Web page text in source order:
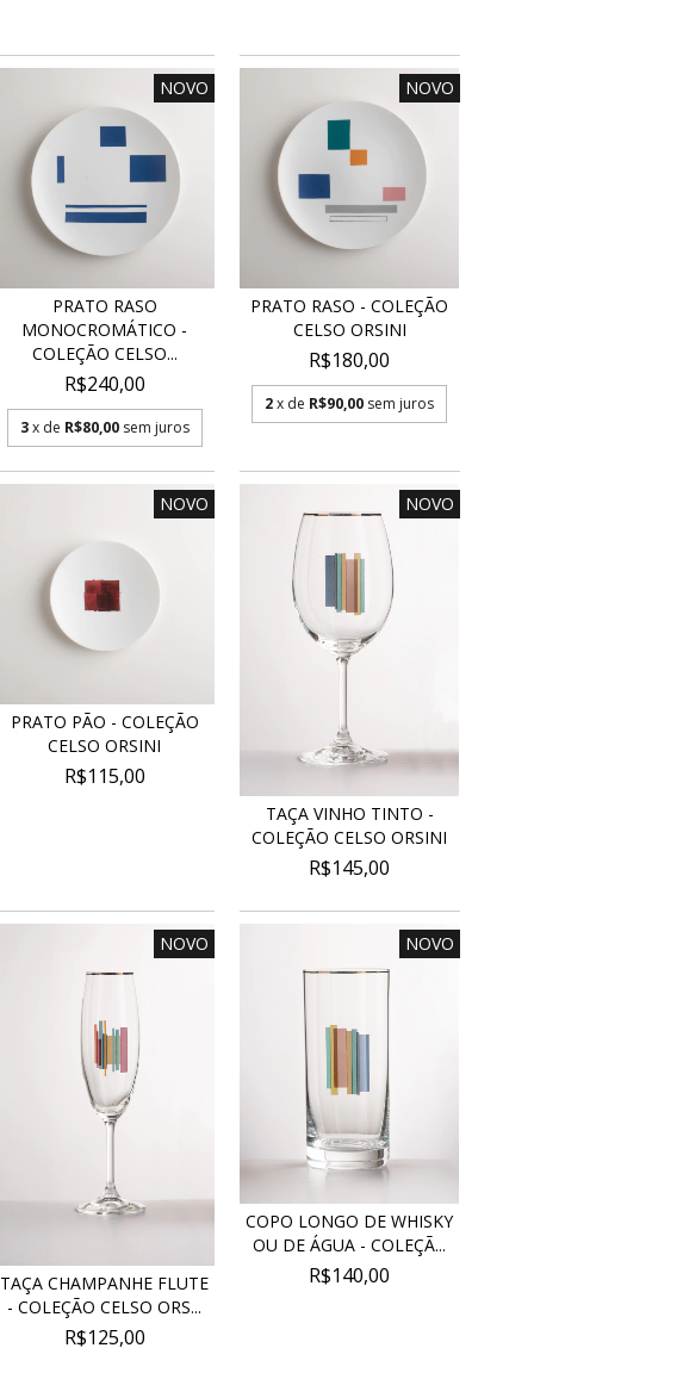
NOVO
PRATO RASO
MONOCROMÁTICO -
COLEÇÃO CELSO...
R$240,00
3 x de R$80,00 sem juros
NOVO
PRATO RASO - COLEÇÃO
CELSO ORSINI
R$180,00
2x de R$90,00 sem juros
NOVO
PRATO PÃO - COLEÇÃO
CELSO ORSINI
R$115,00
NOVO
TAÇA VINHO TINTO -
COLEÇÃO CELSO ORSINI
R$145,00
NOVO
TAÇA CHAMPANHE FLUTE
- COLEÇÃO CELSO ORS...
R$125,00
NOVO
COPO LONGO DE WHISKY
OU DE ÁGUA - COLEÇÃ...
R$140,00